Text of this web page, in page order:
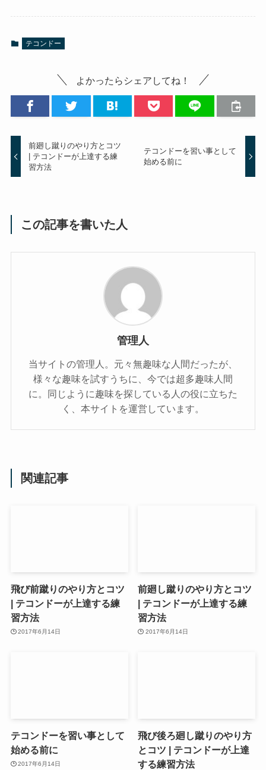
テコンドー
よかったらシェアしてね！
前廻し蹴りのやり方とコツ
| テコンドーが上達する練
習方法
テコンドーを習い事として
始める前に
この記事を書いた人
管理人
当サイトの管理人。元々無趣味な人間だったが、
様々な趣味を試すうちに、今では超多趣味人間
に。同じように趣味を探している人の役に立ちた
く、本サイトを運営しています。
関連記事
飛び前蹴りのやり方とコツ
| テコンドーが上達する練
習方法
2017年6月14日
前廻し蹴りのやり方とコツ
| テコンドーが上達する練
習方法
2017年6月14日
テコンドーを習い事として
始める前に
2017年6月14日
飛び後ろ廻し蹴りのやり方
とコツ | テコンドーが上達
する練習方法